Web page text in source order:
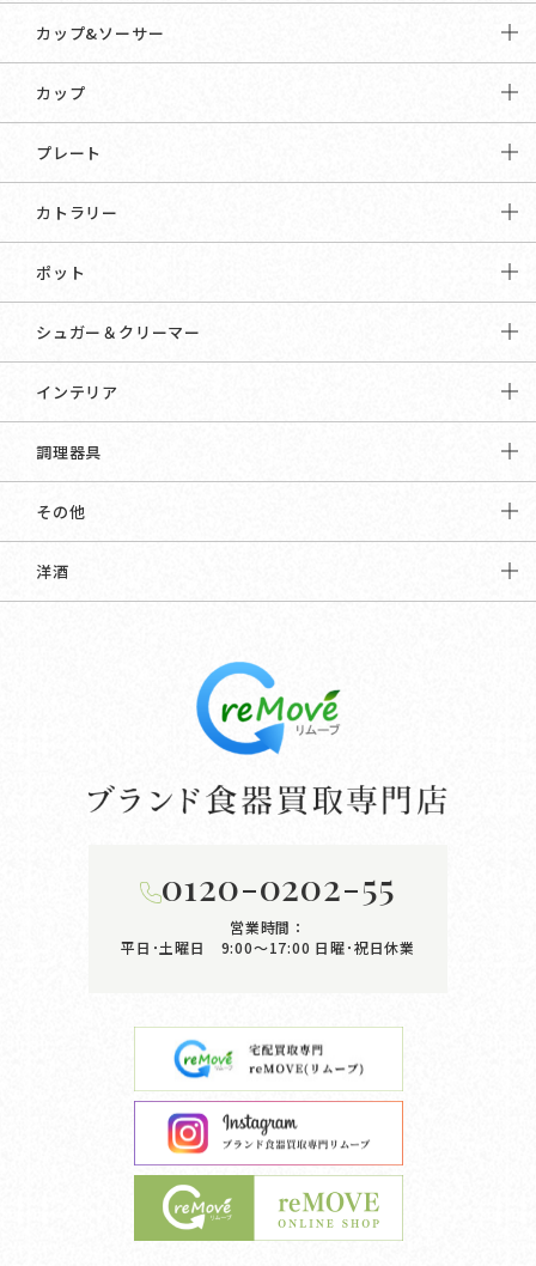
カップ&ソーサー
カップ
プレート
カトラリー
ポット
シュガー＆クリーマー
インテリア
調理器具
その他
洋酒
0120-0202-55
営業時間：
平日･土曜日 9:00〜17:00 日曜･祝日休業